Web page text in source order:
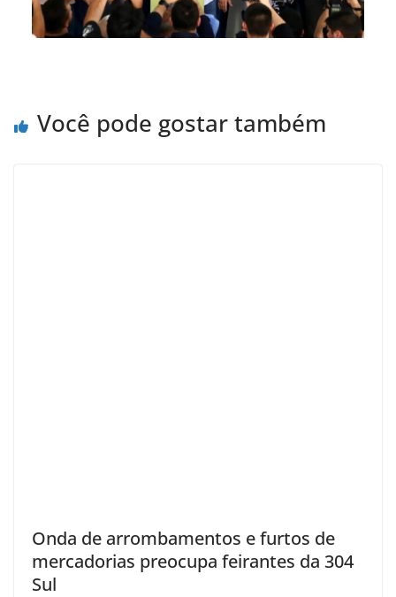
Você pode gostar também
Onda de arrombamentos e furtos de
mercadorias preocupa feirantes da 304
Sul